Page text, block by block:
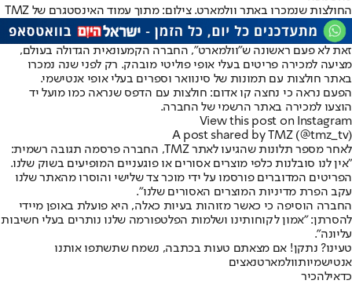
החולצות שנמכרו באתר וולמארט. צילום: מתוך עמוד האינסטגרם של TMZ
זאת לא פעם ראשונה ש"וולמארט", החברה הקמעונאית הגדולה בעולם,
מציעה למכירה פריטים בעלי אופי פוליטי מובהק. רק לפני שנה נמכרו
באתר חולצות עם תמונות של סינוואר וספרים בעלי אופי אנטישמי.
הפעם נראה כי נחצה קו אדום: חולצות עם הדפס שנראה כמו מועל יד
הוצעו למכירה באתר הרשמי של החברה.
View this post on Instagram
A post shared by TMZ (@tmz_tv)
לאחר מספר תלונות שהגיעו לאתר TMZ, החברה פרסמה תגובה רשמית:
"אין לנו סובלנות כלפי מוצרים אסורים או פוגעניים המופיעים בשוק שלנו.
הפריטים המדוברים פורסמו על ידי מוכר צד שלישי והוסרו מהאתר שלנו
עקב הפרת מדיניות המוצרים האסורים שלנו".
החברה הוסיפה כי כאשר מזוהות בעיות כאלה, היא פועלת באופן מיידי
להסרתן: "אמון לקוחותינו ושלמות הפלטפורמה שלנו נותרים בעלי חשיבות
עליונה".
טעינו? נתקן! אם מצאתם טעות בכתבה, נשמח שתשתפו אותנו
אנטישמיותוולמארטנאצים
כדאילהכיר